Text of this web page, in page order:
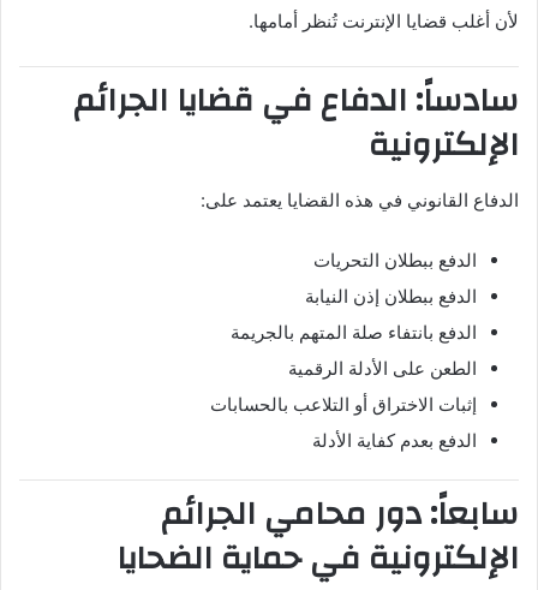
لأن أغلب قضايا الإنترنت تُنظر أمامها.
سادساً: الدفاع في قضايا الجرائم
الإلكترونية
الدفاع القانوني في هذه القضايا يعتمد على:
الدفع ببطلان التحريات
الدفع ببطلان إذن النيابة
الدفع بانتفاء صلة المتهم بالجريمة
الطعن على الأدلة الرقمية
إثبات الاختراق أو التلاعب بالحسابات
الدفع بعدم كفاية الأدلة
سابعاً: دور محامي الجرائم
الإلكترونية في حماية الضحايا